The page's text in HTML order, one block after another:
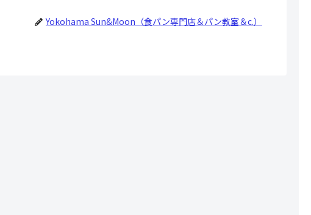
Yokohama Sun&Moon（食パン専門店＆パン教室＆c.）